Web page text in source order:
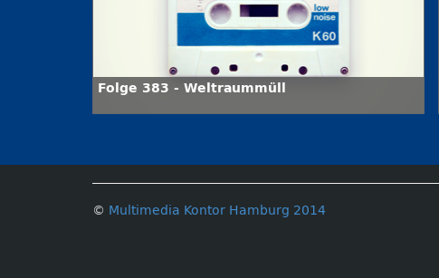
Folge 383 - Weltraummüll
© Multimedia Kontor Hamburg 2014